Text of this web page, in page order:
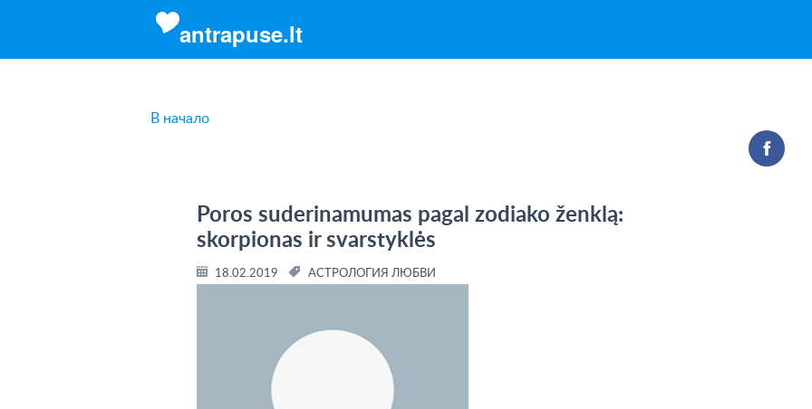
antrapuse.lt
В начало
Poros suderinamumas pagal zodiako ženklą:
skorpionas ir svarstyklės
18.02.2019 AСТРОЛОГИЯ ЛЮБВИ